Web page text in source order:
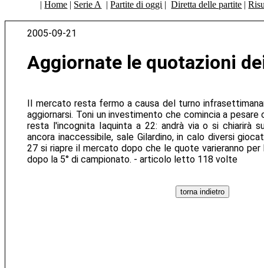
|Home | Serie A |Partite di oggi |Diretta delle partite |
2005-09-21
Aggiornate le quotazioni
Il mercato resta fermo a causa del turno
aggiornarsi. Toni un investimento che comincia a
resta l'incognita Iaquinta a 22: andrà via o si chiarirà
ancora inaccessibile, sale Gilardino, in calo diversi
27 si riapre il mercato dopo che le quote varieranno
dopo la 5° di campionato. - articolo letto 118 volte